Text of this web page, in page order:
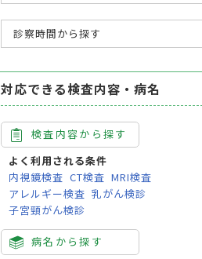
診察時間から探す
対応できる検査内容・病名
検査内容から探す
よく利用される条件
内視鏡検査 CT検査 MRI検査
アレルギー検査 乳がん検診
子宮頸がん検診
病名から探す